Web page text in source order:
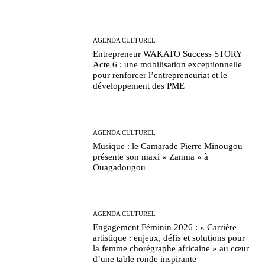
AGENDA CULTUREL
Entrepreneur WAKATO Success STORY
Acte 6 : une mobilisation exceptionnelle
pour renforcer l’entrepreneuriat et le
développement des PME
AGENDA CULTUREL
Musique : le Camarade Pierre Minougou
présente son maxi « Zanma » à
Ouagadougou
AGENDA CULTUREL
Engagement Féminin 2026 : « Carrière
artistique : enjeux, défis et solutions pour
la femme chorégraphe africaine » au cœur
d’une table ronde inspirante